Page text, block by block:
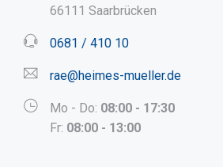
66111 Saarbrücken
0681 / 410 10
rae@heimes-mueller.de
Mo - Do: 08:00 - 17:30
Fr: 08:00 - 13:00